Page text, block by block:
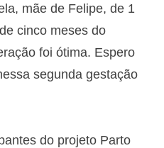
mãe de Felipe, de 1
cinco meses do
foi ótima. Espero
segunda gestação
do projeto Parto